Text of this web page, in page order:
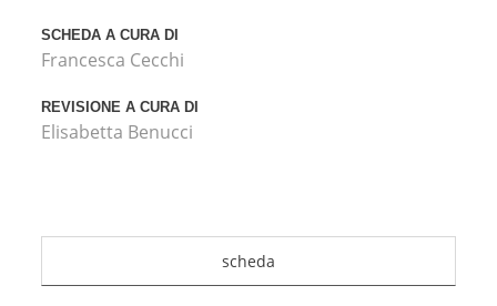
SCHEDA A CURA DI
Francesca Cecchi
REVISIONE A CURA DI
Elisabetta Benucci
scheda